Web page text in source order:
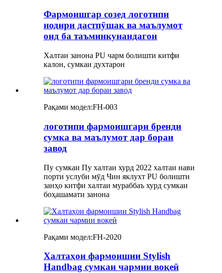
Фармоишгар созед логотипи
нодири дастпӯшак ва маълумот
оид ба таъминкунандагон
Халтаи занона PU чарм болишти китфи
калон, сумкаи духтарон
Рақами модел:FH-003
логотипи фармоишгари бренди
сумка ва маълумот дар бораи
завод
Пу сумкаи Пу халтаи хурд 2022 халтаи нави
порти услуби мӯд Чин яклухт PU болишти
занҳо китфи халтаи мураббаъ хурд сумкаи
боҳашамати занона
Рақами модел:FH-2020
Халтаҳои фармоишии Stylish
Handbag сумкаи чармии воқеӣ